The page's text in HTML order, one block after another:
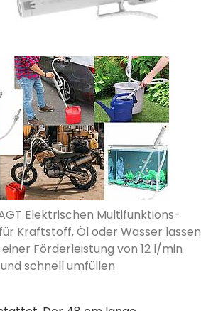
Elektrischen Multifunktions-
Kraftstoff, Öl oder Wasser lassen
Förderleistung von 12 l/min
schnell umfüllen